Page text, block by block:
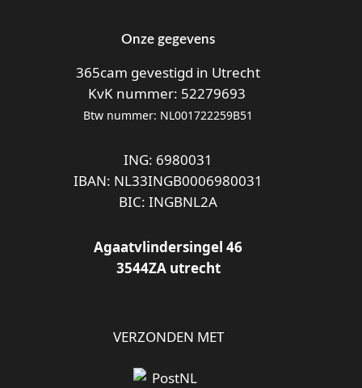
Onze gegevens
365cam gevestigd in Utrecht
KvK nummer: 52279693
Btw nummer: NL001722259B51
ING: 6980031
IBAN: NL33INGB0006980031
BIC: INGBNL2A
Agaatvlindersingel 46
3544ZA utrecht
VERZONDEN MET